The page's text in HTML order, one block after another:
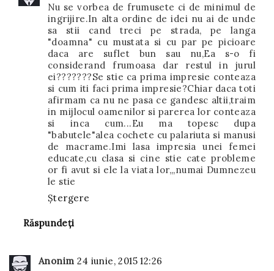
Nu se vorbea de frumusete ci de minimul de
ingrijire.In alta ordine de idei nu ai de unde
sa stii cand treci pe strada, pe langa
"doamna" cu mustata si cu par pe picioare
daca are suflet bun sau nu,Ea s-o fi
considerand frumoasa dar restul in jurul
ei???????Se stie ca prima impresie conteaza
si cum iti faci prima impresie?Chiar daca toti
afirmam ca nu ne pasa ce gandesc altii,traim
in mijlocul oamenilor si parerea lor conteaza
si inca cum...Eu ma topesc dupa
"babutele"alea cochete cu palariuta si manusi
de macrame.Imi lasa impresia unei femei
educate,cu clasa si cine stie cate probleme
or fi avut si ele la viata lor,,,numai Dumnezeu
le stie
Ștergere
Răspundeți
Anonim 24 iunie, 2015 12:26